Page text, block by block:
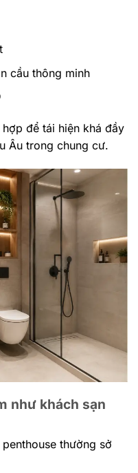
cầu thông minh
để tái hiện khá đầy
Âu trong chung cư.
như khách sạn
penthouse thường sở